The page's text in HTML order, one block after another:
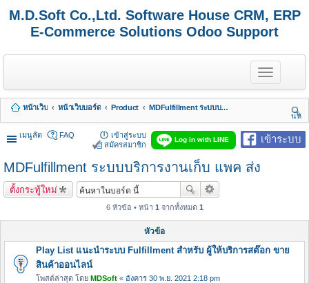
M.D.Soft Co.,Ltd. Software House CRM, ERP
E-Commerce Solutions Odoo Support
T
o
g
e
n
a
หน้าเว็บ หน้าเว็บบอร์ด Product
MDFulfillment ระบบบริการงานเก็บ แพค ส่ง
นห
า
เมนูลัด
เข้าระบบ
Log in with LINE
FAQ
เข้าสู่ระบบ
สมัครสมาชิก
MDFulfillment ระบบบริการงานเก็บ แพค ส่ง
ตั้งกระทู้ใหม่
6 หัวข้อ • หน้า 1 จากทั้งหมด 1
หัวข้อ
Play List แนะนำระบบ Fulfillment สำหรับ ผู้ให้บริการสต๊อก ขาย
สินค้าออนไลน์
โพสต์ล่าสุด โดย MDSoft « อังคาร 30 พ.ย. 2021 2:18 pm